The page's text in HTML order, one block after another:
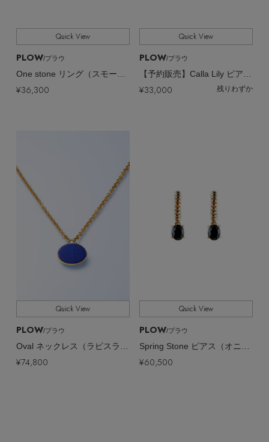
Quick View
PLOW/プラウ
¥36,300
Quick View
PLOW/プラウ
¥33,000 残りわずか
Quick View
PLOW/プラウ
Oval ネックレス（ラピスラズリ/白蝶貝リバーシブル）
¥74,800
Quick View
PLOW/プラウ
Spring Stone ピアス（オニキス）
¥60,500